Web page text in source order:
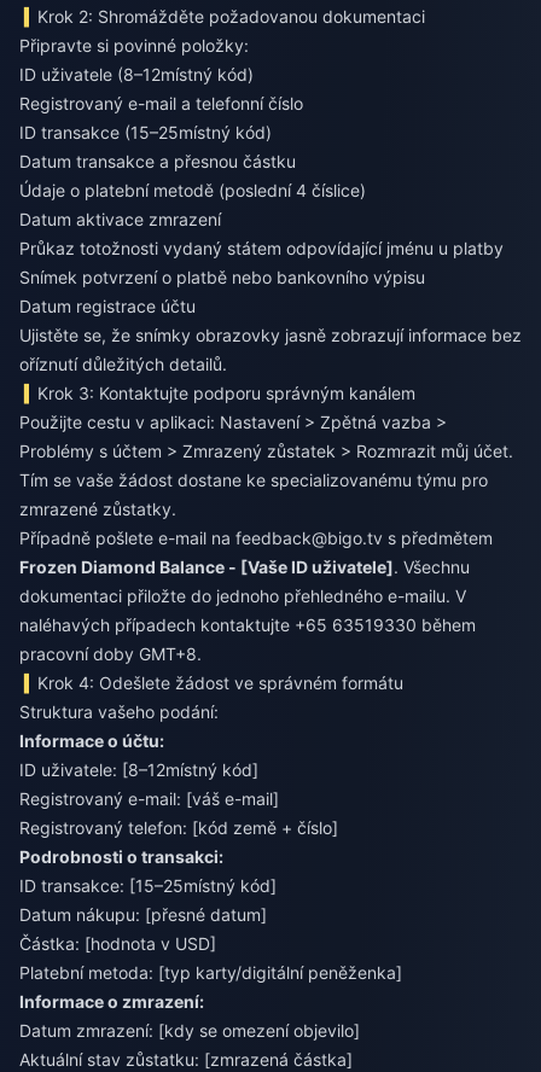
Krok 2: Shromážděte požadovanou dokumentaci
Připravte si povinné položky:
ID uživatele (8–12místný kód)
Registrovaný e-mail a telefonní číslo
ID transakce (15–25místný kód)
Datum transakce a přesnou částku
Údaje o platební metodě (poslední 4 číslice)
Datum aktivace zmrazení
Průkaz totožnosti vydaný státem odpovídající jménu u platby
Snímek potvrzení o platbě nebo bankovního výpisu
Datum registrace účtu
Ujistěte se, že snímky obrazovky jasně zobrazují informace bez
oříznutí důležitých detailů.
Krok 3: Kontaktujte podporu správným kanálem
Použijte cestu v aplikaci: Nastavení > Zpětná vazba >
Problémy s účtem > Zmrazený zůstatek > Rozmrazit můj účet.
Tím se vaše žádost dostane ke specializovanému týmu pro
zmrazené zůstatky.
Případně pošlete e-mail na feedback@bigo.tv s předmětem
Frozen Diamond Balance - [Vaše ID uživatele]. Všechnu
dokumentaci přiložte do jednoho přehledného e-mailu. V
naléhavých případech kontaktujte +65 63519330 během
pracovní doby GMT+8.
Krok 4: Odešlete žádost ve správném formátu
Struktura vašeho podání:
Informace o účtu:
ID uživatele: [8–12místný kód]
Registrovaný e-mail: [váš e-mail]
Registrovaný telefon: [kód země + číslo]
Podrobnosti o transakci:
ID transakce: [15–25místný kód]
Datum nákupu: [přesné datum]
Částka: [hodnota v USD]
Platební metoda: [typ karty/digitální peněženka]
Informace o zmrazení:
Datum zmrazení: [kdy se omezení objevilo]
Aktuální stav zůstatku: [zmrazená částka]